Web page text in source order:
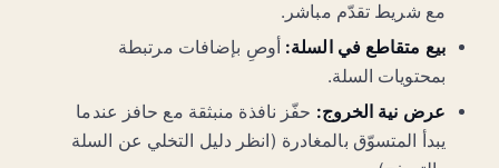
مع شريط تقدّم مباشر.
بيع متقاطع في السلة: أوصِ بإضافات مرتبطة
بمحتويات السلة.
عرض نية الخروج: حفّز نافذة منبثقة مع حافز عندما
يبدأ المتسوّق بالمغادرة (انظر دليل التخلي عن السلة